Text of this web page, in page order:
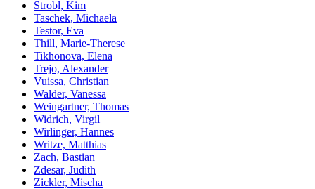
Strobl, Kim
Taschek, Michaela
Testor, Eva
Thill, Marie-Therese
Tikhonova, Elena
Trejo, Alexander
Vuissa, Christian
Walder, Vanessa
Weingartner, Thomas
Widrich, Virgil
Wirlinger, Hannes
Writze, Matthias
Zach, Bastian
Zdesar, Judith
Zickler, Mischa